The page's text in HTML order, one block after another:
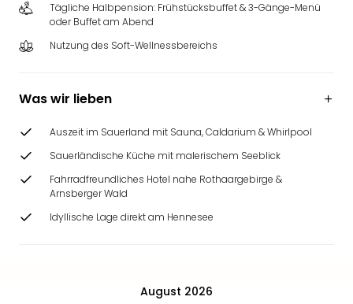
Tägliche Halbpension: Frühstücksbuffet & 3-Gänge-Menü
oder Buffet am Abend
Nutzung des Soft-Wellnessbereichs
Was wir lieben
Auszeit im Sauerland mit Sauna, Caldarium & Whirlpool
Sauerländische Küche mit malerischem Seeblick
Fahrradfreundliches Hotel nahe Rothaargebirge &
Arnsberger Wald
Idyllische Lage direkt am Hennesee
August 2026